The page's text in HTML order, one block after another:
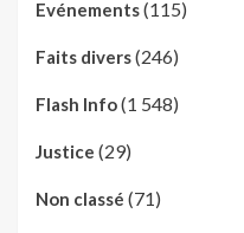
Evénements(115)
Faits divers(246)
Flash Info(1 548)
Justice (29)
Non classé (71)